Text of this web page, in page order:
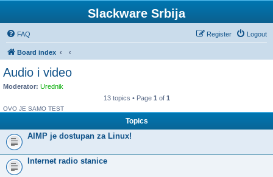
Slackware Srbija
FAQ Logout
Register
Board index
Audio i video
Moderator: Urednik
13 topics • Page 1 of 1
OVO JE SAMO TEST
Topics
AIMP je dostupan za Linux!
Internet radio stanice